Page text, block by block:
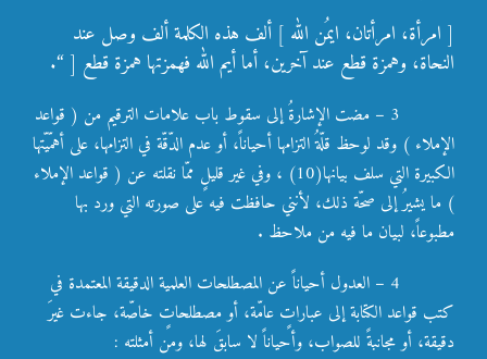
[ امرأة، امرأتان، ايمُن الله ] ألف هذه الكلمة ألف وصل عند
النحاة، وهمزة قطع عند آخرين، أما أيم الله فهمزتها همزة قطع [ “.
3 – مضت الإشارةُ إلى سقوط باب علامات الترقيم من ( قواعد
الإملاء ) وقد لوحظ قلّةُ التزامها أحياناً، أو عدم الدّقّة في التزامها، على أهمّيّتها
الكبيرة التي سلف بيانها(10) ، وفي غير قليلٍ ممّا نقلته عن ( قواعد الإملاء
) ما يشيرُ إلى صحّة ذلك، لأنني حافظت فيه على صورته التي ورد بها
مطبوعاً، لبيان ما فيه من ملاحظ .
4 – العدول أحياناً عن المصطلحات العلمية الدقيقة المعتمدة في
كتب قواعد الكتابة إلى عباراتٍ عامّة، أو مصطلحاتٍ خاصّة، جاءت غيرَ
دقيقة، أو مجانبةً للصواب، وأحياناً لا سابقَ لها، ومن أمثلته :